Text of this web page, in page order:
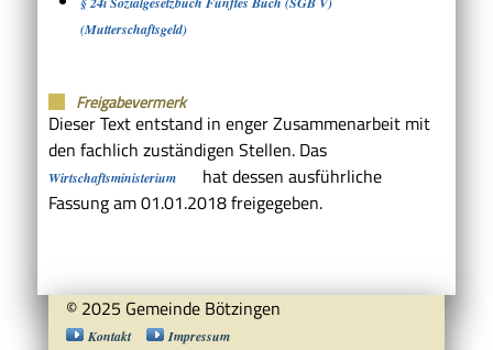
(Mutterschaftsgeld)
Freigabevermerk
Dieser Text entstand in enger Zusammenarbeit mit
den fachlich zuständigen Stellen. Das
Wirtschaftsministerium
hat dessen ausführliche
Fassung am 01.01.2018 freigegeben.
© 2025 Gemeinde Bötzingen
Kontakt Impressum